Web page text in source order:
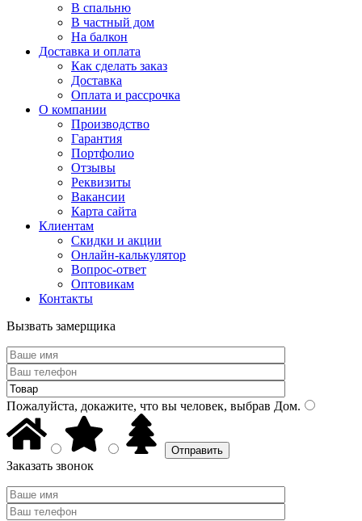
В спальню
В частный дом
На балкон
Доставка и оплата
Как сделать заказ
Доставка
Оплата и рассрочка
О компании
Производство
Гарантия
Портфолио
Отзывы
Реквизиты
Вакансии
Карта сайта
Клиентам
Скидки и акции
Онлайн-калькулятор
Вопрос-ответ
Оптовикам
Контакты
Вызвать замерщика
Пожалуйста, докажите, что вы человек, выбрав Дом.
Заказать звонок